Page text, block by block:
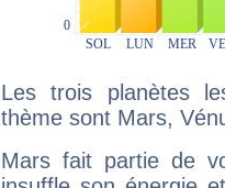
Les trois planètes
thème sont Mars,
Mars fait partie de